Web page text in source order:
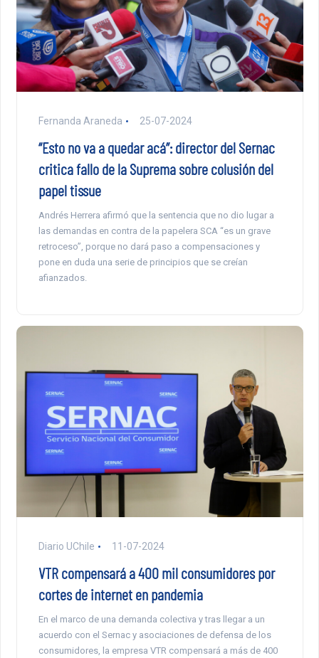
Fernanda Araneda 25-07-2024
“Esto no va a quedar acá”: director del Sernac
critica fallo de la Suprema sobre colusión del
papel tissue
Andrés Herrera afirmó que la sentencia que no dio lugar a
las demandas en contra de la papelera SCA “es un grave
retroceso”, porque no dará paso a compensaciones y
pone en duda una serie de principios que se creían
afianzados.
Diario UChile 11-07-2024
VTR compensará a 400 mil consumidores por
cortes de internet en pandemia
En el marco de una demanda colectiva y tras llegar a un
acuerdo con el Sernac y asociaciones de defensa de los
consumidores, la empresa VTR compensará a más de 400